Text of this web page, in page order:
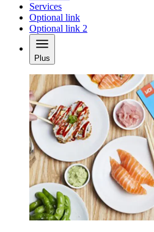
Services
Optional link
Optional link 2
Plus